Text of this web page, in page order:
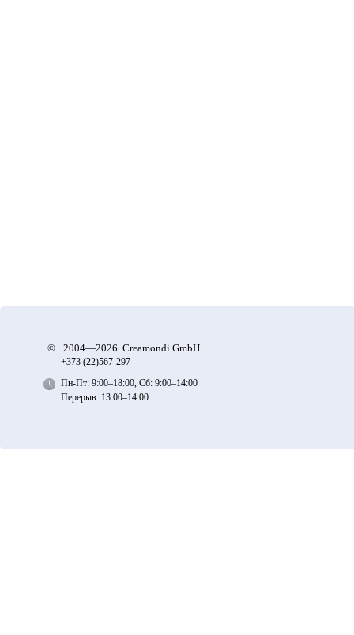
© 2004—2026 Creamondi GmbH
+373 (22)567-297
Пн-Пт: 9:00–18:00, Сб: 9:00–14:00
Перерыв: 13:00–14:00